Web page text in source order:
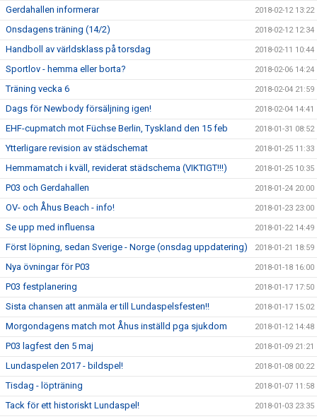
Gerdahallen informerar 2018-02-12 13:22
Onsdagens träning (14/2) 2018-02-12 12:34
Handboll av världsklass på torsdag 2018-02-11 10:44
Sportlov - hemma eller borta? 2018-02-06 14:24
Träning vecka 6 2018-02-04 21:59
Dags för Newbody försäljning igen! 2018-02-04 14:41
EHF-cupmatch mot Füchse Berlin, Tyskland den 15 feb 2018-01-31 08:52
Ytterligare revision av städschemat 2018-01-25 11:33
Hemmamatch i kväll, reviderat städschema (VIKTIGT!!!) 2018-01-25 10:35
P03 och Gerdahallen 2018-01-24 20:00
OV- och Åhus Beach - info! 2018-01-23 23:00
Se upp med influensa 2018-01-22 14:49
Först löpning, sedan Sverige - Norge (onsdag uppdatering) 2018-01-21 18:59
Nya övningar för P03 2018-01-18 16:00
P03 festplanering 2018-01-17 17:50
Sista chansen att anmäla er till Lundaspelsfesten!! 2018-01-17 15:02
Morgondagens match mot Åhus inställd pga sjukdom 2018-01-12 14:48
P03 lagfest den 5 maj 2018-01-09 21:21
Lundaspelen 2017 - bildspel! 2018-01-08 00:22
Tisdag - löpträning 2018-01-07 11:58
Tack för ett historiskt Lundaspel! 2018-01-03 23:35